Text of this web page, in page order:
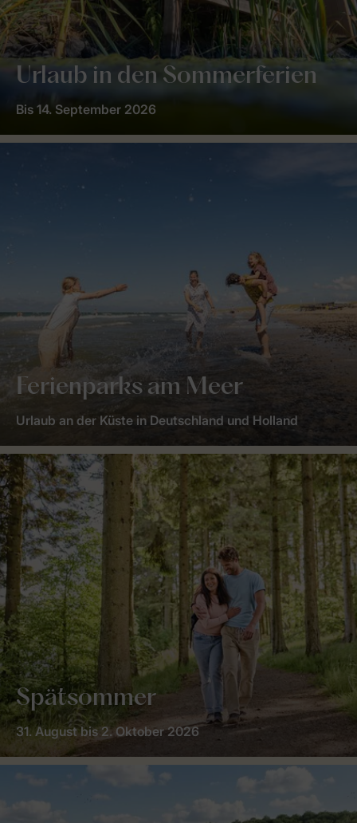
Urlaub in den Sommerferien
Bis 14. September 2026
Ferienparks am Meer
Urlaub an der Küste in Deutschland und Holland
Spätsommer
31. August bis 2. Oktober 2026